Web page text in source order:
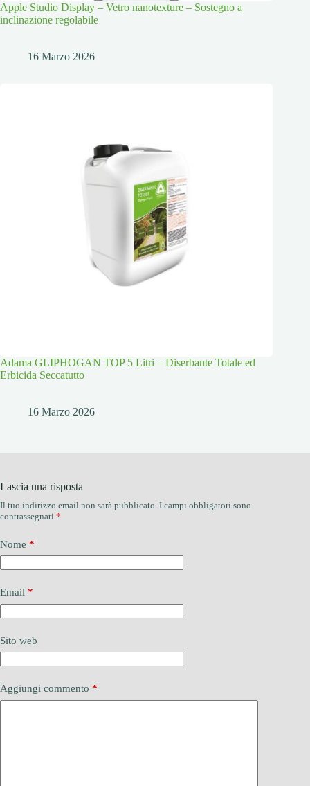
Apple Studio Display – Vetro nanotexture – Sostegno a
inclinazione regolabile
16 Marzo 2026
Adama GLIPHOGAN TOP 5 Litri – Diserbante Totale ed
Erbicida Seccatutto
16 Marzo 2026
Lascia una risposta
Il tuo indirizzo email non sarà pubblicato. I campi obbligatori sono
contrassegnati *
Nome *
Email *
Sito web
Aggiungi commento *